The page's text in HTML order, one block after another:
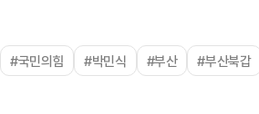
#국민의힘 #박민식 #부산 #부산북갑